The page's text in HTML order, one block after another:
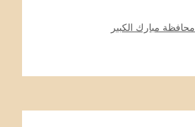
محافظة مبارك الكبير